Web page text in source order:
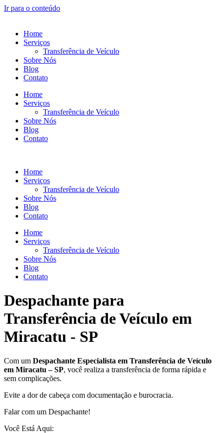
Ir para o conteúdo
Home
Serviços
Transferência de Veículo
Sobre Nós
Blog
Contato
Home
Serviços
Transferência de Veículo
Sobre Nós
Blog
Contato
Home
Serviços
Transferência de Veículo
Sobre Nós
Blog
Contato
Home
Serviços
Transferência de Veículo
Sobre Nós
Blog
Contato
Despachante para
Transferência de Veículo em
Miracatu - SP
Com um Despachante Especialista em Transferência de Veículo
em Miracatu – SP, você realiza a transferência de forma rápida e
sem complicações.
Evite a dor de cabeça com documentação e burocracia.
Falar com um Despachante!
Você Está Aqui: